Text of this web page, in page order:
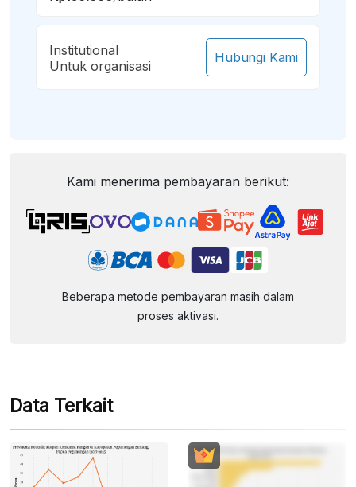
Institutional
Untuk organisasi
Hubungi Kami
Kami menerima pembayaran berikut:
Beberapa metode pembayaran masih dalam
proses aktivasi.
Data Terkait